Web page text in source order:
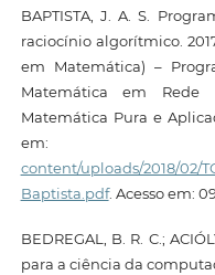
BAPTISTA, J. A. S.
raciocínio algorítmico.
em Matemática) –
Matemática em Rede
Matemática Pura e
content/uploads/2018/02/
Baptista.pdf. Acesso em:
BEDREGAL, B. R. C.;
para a ciência da